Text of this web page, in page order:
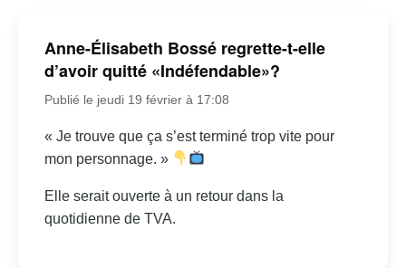
Anne-Élisabeth Bossé regrette-t-elle
d’avoir quitté «Indéfendable»?
Publié le jeudi 19 février à 17:08
« Je trouve que ça s’est terminé trop vite pour
mon personnage. »
Elle serait ouverte à un retour dans la
quotidienne de TVA.